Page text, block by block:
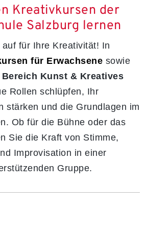
Kreativkursen der
Salzburg lernen
für Ihre Kreativität! In
für Erwachsene sowie
Kunst & Kreatives
Rollen schlüpfen, Ihr
stärken und die Grundlagen im
Ob für die Bühne oder das
Sie die Kraft von Stimme,
Improvisation in einer
Gruppe.